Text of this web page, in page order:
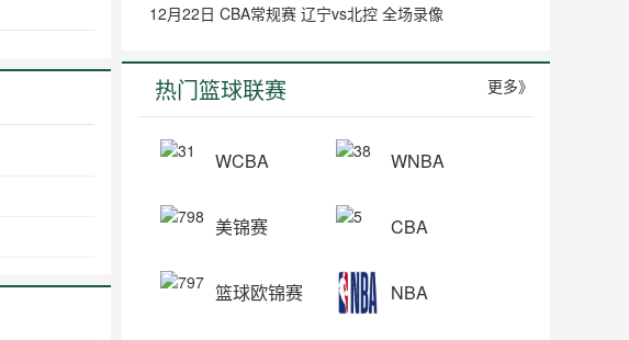
12月22日 CBA常规赛 辽宁vs北控 全场录像
热门篮球联赛 更多》
WCBA WNBA
美锦赛 CBA
篮球欧锦赛 NBA